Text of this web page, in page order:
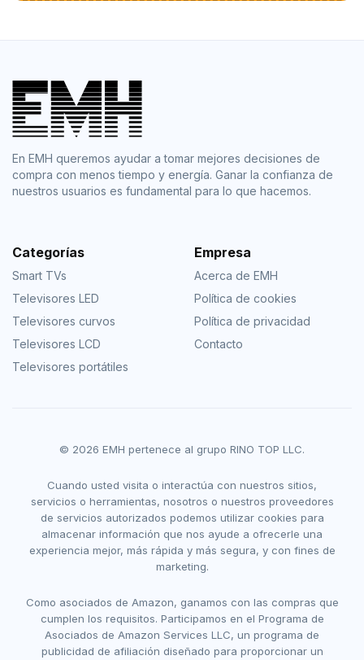
En EMH queremos ayudar a tomar mejores decisiones de
compra con menos tiempo y energía. Ganar la confianza de
nuestros usuarios es fundamental para lo que hacemos.
Categorías
Smart TVs
Televisores LED
Televisores curvos
Televisores LCD
Televisores portátiles
Empresa
Acerca de EMH
Política de cookies
Política de privacidad
Contacto
© 2026 EMH pertenece al grupo RINO TOP LLC.
Cuando usted visita o interactúa con nuestros sitios,
servicios o herramientas, nosotros o nuestros proveedores
de servicios autorizados podemos utilizar cookies para
almacenar información que nos ayude a ofrecerle una
experiencia mejor, más rápida y más segura, y con fines de
marketing.
Como asociados de Amazon, ganamos con las compras que
cumplen los requisitos. Participamos en el Programa de
Asociados de Amazon Services LLC, un programa de
publicidad de afiliación diseñado para proporcionar un